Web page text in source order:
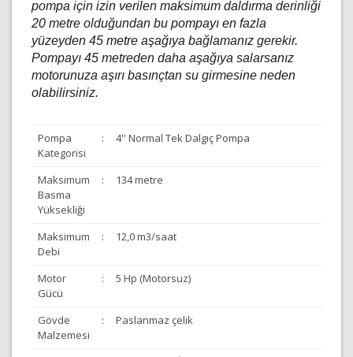
pompa için izin verilen maksimum daldırma derinliği
20 metre olduğundan bu pompayı en fazla
yüzeyden 45 metre aşağıya bağlamanız gerekir.
Pompayı 45 metreden daha aşağıya salarsanız
motorunuza aşırı basınçtan su girmesine neden
olabilirsiniz.
Pompa
Kategorisi
: 4'' Normal Tek Dalgıç Pompa
Maksimum
Basma
Yüksekliği
: 134 metre
Maksimum
Debi
: 12,0 m3/saat
Motor
Gücü
: 5 Hp (Motorsuz)
Gövde
Malzemesi
: Paslanmaz çelik